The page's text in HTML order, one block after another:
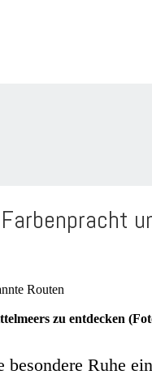
zu entdecken
Ruhe